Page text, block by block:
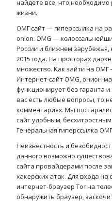
найдете все, что
жизни.
ОМГ сайт — гиперссылка на
onion. OMG —
России и ближнем зарубежья,
2015 года. На просторах
множество. Как зайти на ОМГ
Интернет-сайт OMG, онион-
функционирует без гаранта и
вас есть любые вопросы, то
комментариях. Мы
сайт удобным,
Генеральная гиперссылка ОМГ
Неизвестность и
данного возможно
сайта провайдерами после
хакерских атак. Для входа на
интернет-браузер Tor на
обнаружить браузер,